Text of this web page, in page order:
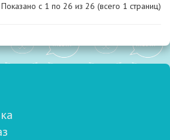
Показано с 1 по 26 из 26 (всего 1 страниц)